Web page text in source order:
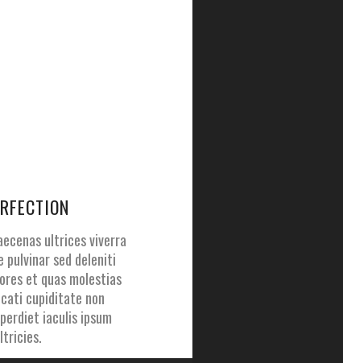
ultrices viverra
sed deleniti
et quas molestias
cupiditate non
iaculis ipsum